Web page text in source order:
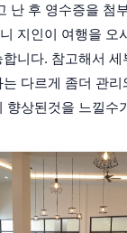
난 후 영수증을 첨
지인이 여행을 오
니다. 참고해서
다르게 좀더 관리
향상된것을 느낄수